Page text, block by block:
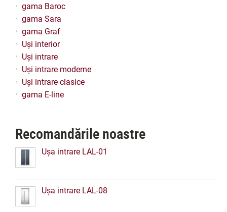
gama Baroc
gama Sara
gama Graf
Uși interior
Uși intrare
Uși intrare moderne
Uși intrare clasice
gama E-line
Recomandările noastre
Ușa intrare LAL-01
Ușa intrare LAL-08